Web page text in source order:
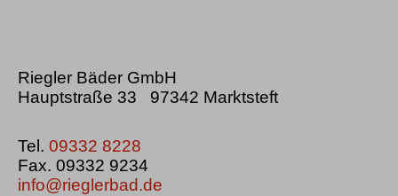
Riegler Bäder GmbH
Hauptstraße 33 97342 Marktsteft
Tel. 09332 8228
Fax. 09332 9234
info@rieglerbad.de